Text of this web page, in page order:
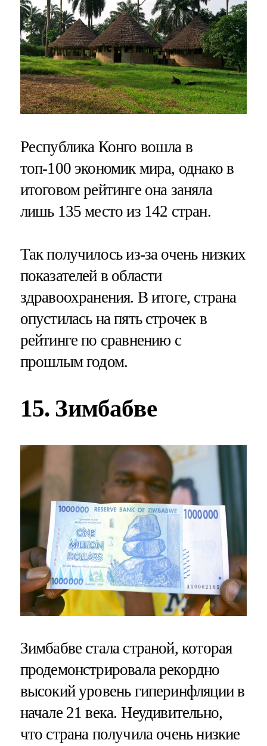
Республика Конго вошла в
топ-100 экономик мира, однако в
итоговом рейтинге она заняла
лишь 135 место из 142 стран.
Так получилось из-за очень низких
показателей в области
здравоохранения. В итоге, страна
опустилась на пять строчек в
рейтинге по сравнению с
прошлым годом.
15. Зимбабве
Зимбабве стала страной, которая
продемонстрировала рекордно
высокий уровень гиперинфляции в
начале 21 века. Неудивительно,
что страна получила очень низкие